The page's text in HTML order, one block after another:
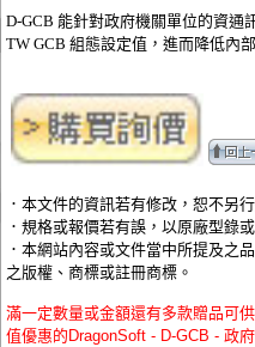
D-GCB 能針對政府機關單位的資通
TW GCB 組態設定值，進而降低內
．本文件的資訊若有修改，恕不另
．規格或報價若有誤，以原廠型錄
．本網站內容或文件當中所提及之
之版權、商標或註冊商標。
滿一定數量或金額還有多款贈品可
值優惠的DragonSoft - D-GCB - 政